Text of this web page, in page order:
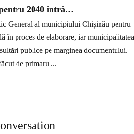
2040 intră…
General al municipiului Chișinău pentru
în proces de elaborare, iar municipalitatea
publice pe marginea documentului.
de primarul...